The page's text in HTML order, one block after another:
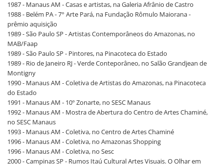
1987 - Manaus AM - Casas e artistas, na Galeria Afrânio de Castro
1988 - Belém PA - 7° Arte Pará, na Fundação Rômulo Maiorana -
prêmio aquisição
1989 - São Paulo SP - Artistas Contemporâneos do Amazonas, no
MAB/Faap
1989 - São Paulo SP - Pintores, na Pinacoteca do Estado
1989 - Rio de Janeiro RJ - Verde Conteporâneo, no Salão Grandjean de
Montigny
1990 - Manaus AM - Coletiva de Artistas do Amazonas, na Pinacoteca
do Estado
1991 - Manaus AM - 10º Zonarte, no SESC Manaus
1992 - Manaus AM - Mostra de Abertura do Centro de Artes Chaminé,
no SESC Manaus
1993 - Manaus AM - Coletiva, no Centro de Artes Chaminé
1996 - Manaus AM - Coletiva, no Amazonas Shopping
1996 - Manaus AM - Coletiva, no Sesc
2000 - Campinas SP - Rumos Itaú Cultural Artes Visuais. O Olhar em